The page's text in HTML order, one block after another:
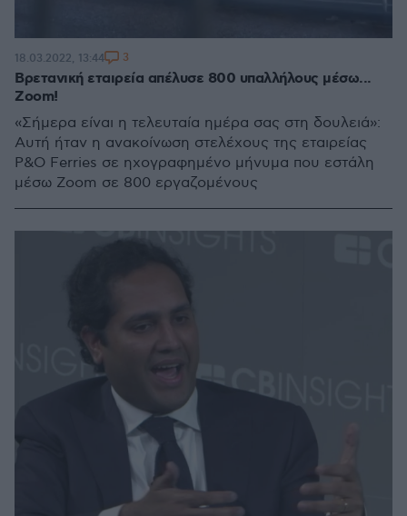
Βρετανική εταιρεία απέλυσε 800 υπαλλήλους μέσω...
Ζoom!
«Σήμερα είναι η τελευταία ημέρα σας στη δουλειά»:
Αυτή ήταν η ανακοίνωση στελέχους της εταιρείας
P&O Ferries σε ηχογραφημένο μήνυμα που εστάλη
μέσω Ζoom σε 800 εργαζομένους
18.03.2022, 13:44 3